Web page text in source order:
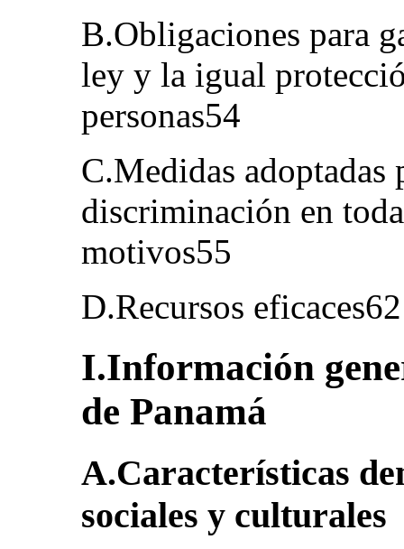
B.Obligaciones para
ley y la igual
personas54
C.Medidas
discriminación en
motivos55
D.Recursos eficaces62
I.Información
de Panamá
A.Características
sociales y culturales